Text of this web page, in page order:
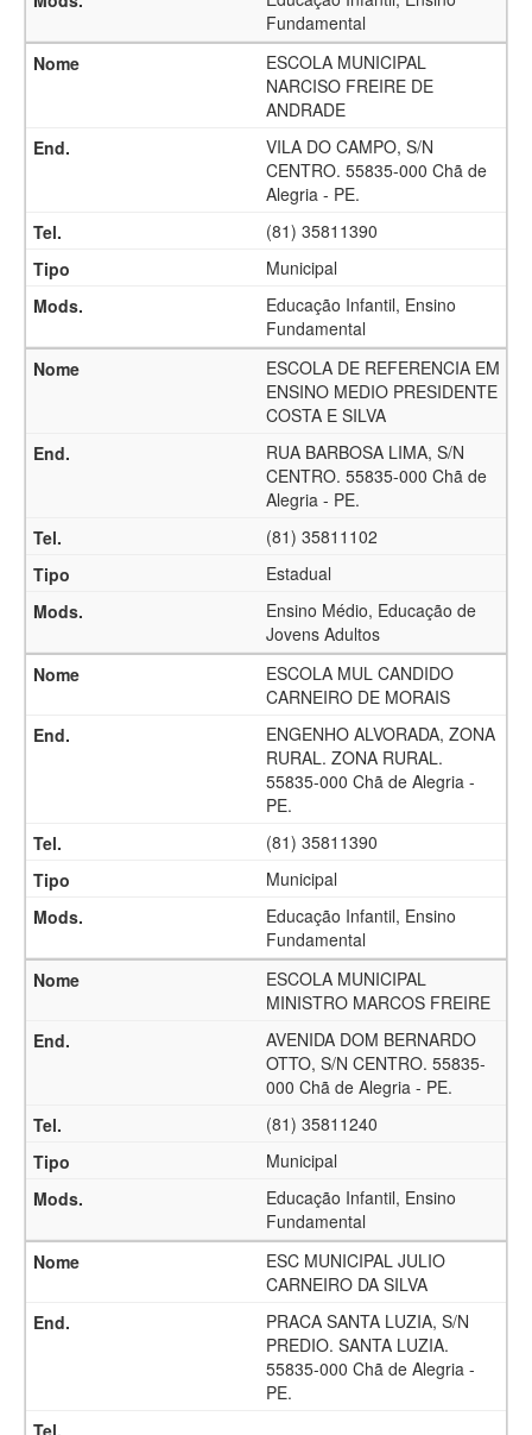
Fundamental
ESCOLA MUNICIPAL
NARCISO FREIRE DE
ANDRADE
VILA DO CAMPO, S/N
CENTRO. 55835-000 Chã de
Alegria - PE.
(81) 35811390
Municipal
Educação Infantil, Ensino
Fundamental
ESCOLA DE REFERENCIA EM
ENSINO MEDIO PRESIDENTE
COSTA E SILVA
RUA BARBOSA LIMA, S/N
CENTRO. 55835-000 Chã de
Alegria - PE.
(81) 35811102
Estadual
Ensino Médio, Educação de
Jovens Adultos
ESCOLA MUL CANDIDO
CARNEIRO DE MORAIS
ENGENHO ALVORADA, ZONA
RURAL. ZONA RURAL.
55835-000 Chã de Alegria -
PE.
(81) 35811390
Municipal
Educação Infantil, Ensino
Fundamental
ESCOLA MUNICIPAL
MINISTRO MARCOS FREIRE
AVENIDA DOM BERNARDO
OTTO, S/N CENTRO. 55835-
000 Chã de Alegria - PE.
(81) 35811240
Municipal
Educação Infantil, Ensino
Fundamental
ESC MUNICIPAL JULIO
CARNEIRO DA SILVA
PRACA SANTA LUZIA, S/N
PREDIO. SANTA LUZIA.
55835-000 Chã de Alegria -
PE.